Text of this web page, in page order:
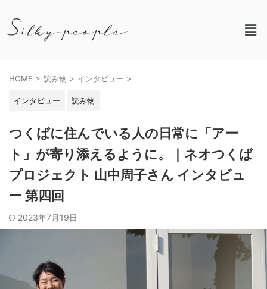
HOME > 読み物 > インタビュー >
インタビュー 読み物
つくばに住んでいる人の日常に「アー
ト」が寄り添えるように。｜ネオつくば
プロジェクト 山中周子さん インタビュ
ー 第四回
2023年7月19日